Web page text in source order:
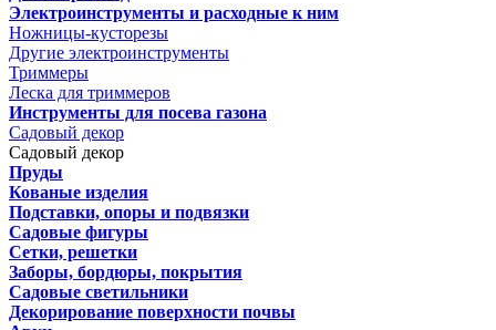
Электроинструменты и расходные к ним
Ножницы-кусторезы
Другие электроинструменты
Триммеры
Леска для триммеров
Инструменты для посева газона
Садовый декор
Садовый декор
Пруды
Кованые изделия
Подставки, опоры и подвязки
Садовые фигуры
Сетки, решетки
Заборы, бордюры, покрытия
Садовые светильники
Декорирование поверхности почвы